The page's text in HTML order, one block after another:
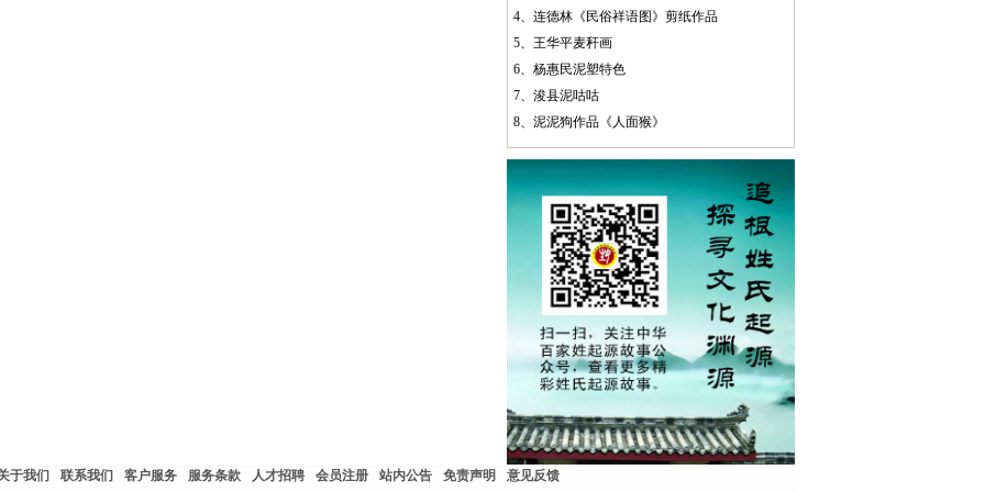
4、 连德林《民俗祥语图》剪纸作品
5、 王华平麦秆画
6、 杨惠民泥塑特色
7、 浚县泥咕咕
8、 泥泥狗作品《人面猴》
于我们 联系我们 客户服务 服务条款 人才招聘 会员注册 站内公告 免责声明
意见反馈